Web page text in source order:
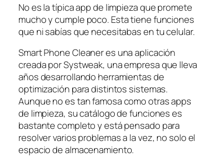
No es la típica app de limpieza que promete
mucho y cumple poco. Esta tiene funciones
que ni sabías que necesitabas en tu celular.
Smart Phone Cleaner es una aplicación
creada por Systweak, una empresa que lleva
años desarrollando herramientas de
optimización para distintos sistemas.
Aunque no es tan famosa como otras apps
de limpieza, su catálogo de funciones es
bastante completo y está pensado para
resolver varios problemas a la vez, no solo el
espacio de almacenamiento.